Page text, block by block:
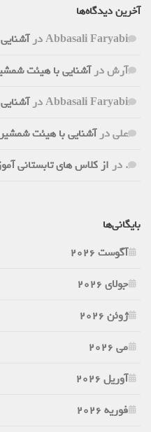
آخرین دیدگاه‌ها
Abbasali Faryabiدرآشنایی
آرشدرآشنایی با هیئت
Abbasali Faryabiدرآشنایی
علیدرآشنایی با هیئت
.دراز کلاس های تابستانی
بایگانی‌ها
آگوست 2026
جولای 2026
ژوئن 2026
می 2026
آوریل 2026
فوریه 2026